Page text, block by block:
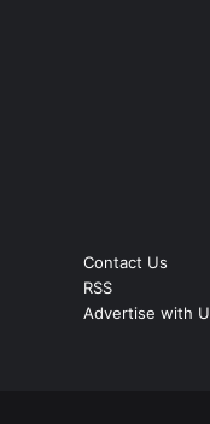
Contact Us
RSS
Advertise with